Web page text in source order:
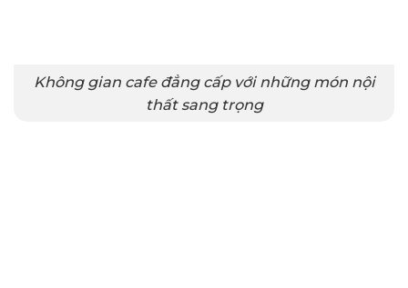
Không gian cafe đẳng cấp với những món nội
thất sang trọng